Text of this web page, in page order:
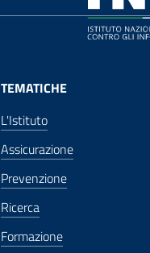
TEMATICHE
L'Istituto
Assicurazione
Prevenzione
Ricerca
Formazione